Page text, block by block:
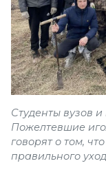
Студенты вузов
Пожелтевшие
говорят о том,
правильного